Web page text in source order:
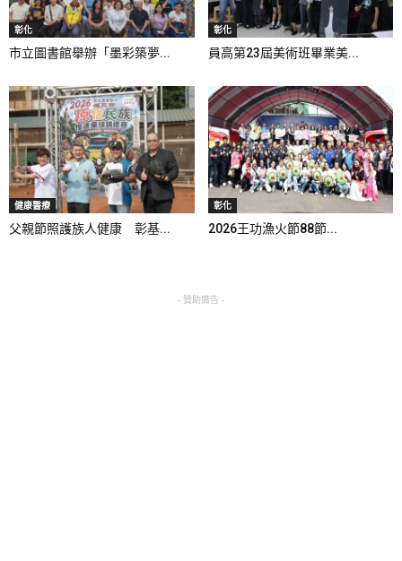
彰化
市立圖書館舉辦「墨彩築夢...
彰化
員高第23屆美術班畢業美...
健康醫療
父親節照護族人健康 彰基...
彰化
2026王功漁火節88節...
- 贊助廣告 -